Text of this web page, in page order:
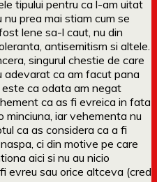
tipului pentru ca l-am uitat
nu prea mai stiam cum se
lene sa-l caut, nu din
antisemitism si altele.
singurul chestie de care
adevarat ca am facut pana
ca odata am negat
ca as fi evreica in fata
minciuna, iar vehementa nu
ca as considera ca a fi
ci din motive pe care
aici si nu au nicio
evreu sau orice altceva (cred